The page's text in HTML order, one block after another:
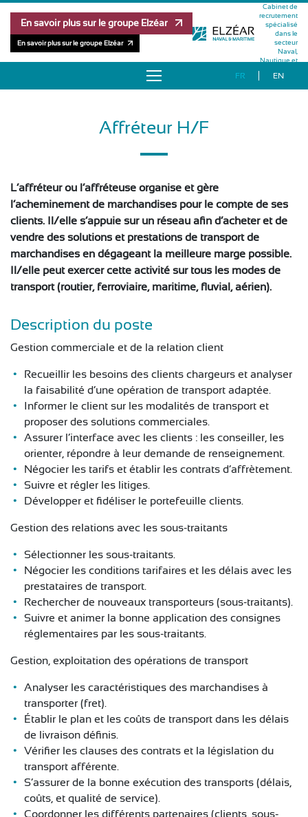
En savoir plus sur le groupe Elzéar
En savoir plus sur le groupe Elzéar
Cabinet de
recrutement
spécialisé
dans le
secteur
Naval,
Nautique et
FR EN
À PROPOS
OFFRES D’EMPLOI
MÉTHODOLOGIE
ÉQUIPE
PUBLICATIONS
Affréteur H/F
L’affréteur ou l’affréteuse organise et gère
l’acheminement de marchandises pour le compte de ses
clients. Il/elle s’appuie sur un réseau afin d’acheter et de
vendre des solutions et prestations de transport de
marchandises en dégageant la meilleure marge possible.
Il/elle peut exercer cette activité sur tous les modes de
transport (routier, ferroviaire, maritime, fluvial, aérien).
Description du poste
Gestion commerciale et de la relation client
Recueillir les besoins des clients chargeurs et analyser
la faisabilité d’une opération de transport adaptée.
Informer le client sur les modalités de transport et
proposer des solutions commerciales.
Assurer l’interface avec les clients : les conseiller, les
orienter, répondre à leur demande de renseignement.
Négocier les tarifs et établir les contrats d’affrètement.
Suivre et régler les litiges.
Développer et fidéliser le portefeuille clients.
Gestion des relations avec les sous-traitants
Sélectionner les sous-traitants.
Négocier les conditions tarifaires et les délais avec les
prestataires de transport.
Rechercher de nouveaux transporteurs (sous-traitants).
Suivre et animer la bonne application des consignes
réglementaires par les sous-traitants.
Gestion, exploitation des opérations de transport
Analyser les caractéristiques des marchandises à
transporter (fret).
Établir le plan et les coûts de transport dans les délais
de livraison définis.
Vérifier les clauses des contrats et la législation du
transport afférente.
S’assurer de la bonne exécution des transports (délais,
coûts, et qualité de service).
Coordonner les différents partenaires (clients, sous-